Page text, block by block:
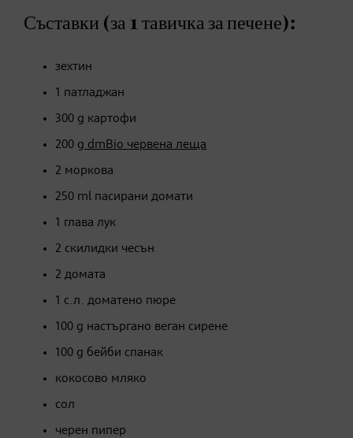
Съставки (за 1 тавичка за печене):
зехтин
1 патладжан
300 g картофи
200 g dmBio червена леща
2 моркова
250 ml пасирани домати
1 глава лук
2 скилидки чесън
2 домата
1 с.л. доматено пюре
100 g настъргано веган сирене
100 g бейби спанак
кокосово мляко
сол
черен пипер